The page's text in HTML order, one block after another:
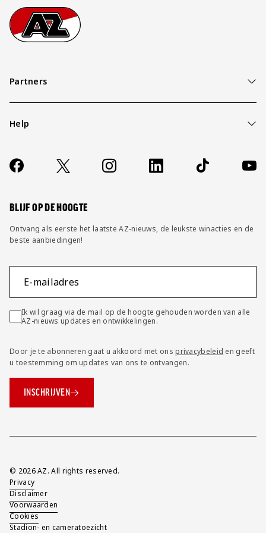
Footer
Ga naar onze homepage
Partners
Help
Contact
FAQ
Socials
https://www.facebook.com/AZAlkmaar
X Instagram LinkedIn TikTok
BLIJF OP DE HOOGTE
Ontvang als eerste het laatste AZ-nieuws, de leukste winacties en de
beste aanbiedingen!
E-mailadres
Ik wil graag via de mail op de hoogte gehouden worden van alle
AZ-nieuws updates en ontwikkelingen.
Door je te abonneren gaat u akkoord met onsprivacybeleid en geeft
u toestemming om updates van ons te ontvangen.
INSCHRIJVEN
Overig
© 2026 AZ. All rights reserved.
Privacy
Disclaimer
Voorwaarden
Cookies
Stadion- en cameratoezicht